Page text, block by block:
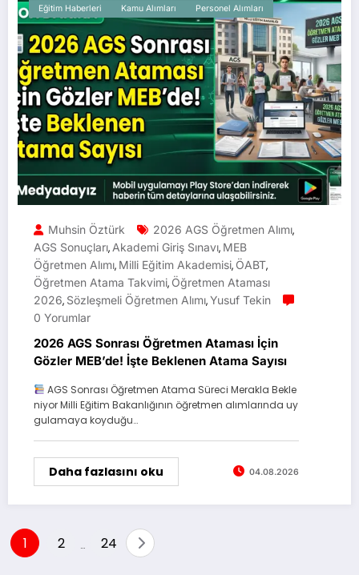
Eğitim Haberleri Kamu Alımları Personel Alımları
Muhsin Öztürk 2026 AGS Öğretmen Alımı,
AGS Sonuçları, Akademi Giriş Sınavı, MEB
Öğretmen Alımı, Milli Eğitim Akademisi, ÖABT,
Öğretmen Atama Takvimi, Öğretmen Ataması
2026, Sözleşmeli Öğretmen Alımı,Yusuf Tekin
0 Yorumlar
2026 AGS Sonrası Öğretmen Ataması İçin
Gözler MEB’de! İşte Beklenen Atama Sayısı
AGS Sonrası Öğretmen Atama Süreci Merakla Bekle
niyor Milli Eğitim Bakanlığının öğretmen alımlarında uy
gulamaya koyduğu…
Daha fazlasını oku 04.08.2026
Yazı
1 2 … 24